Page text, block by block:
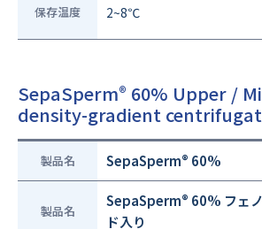
保存温度 2~8℃
SepaSperm® 60% Upper /
density-gradient
製品名 SepaSperm® 60%
製品名
SepaSperm® 60% フェ
ド入り